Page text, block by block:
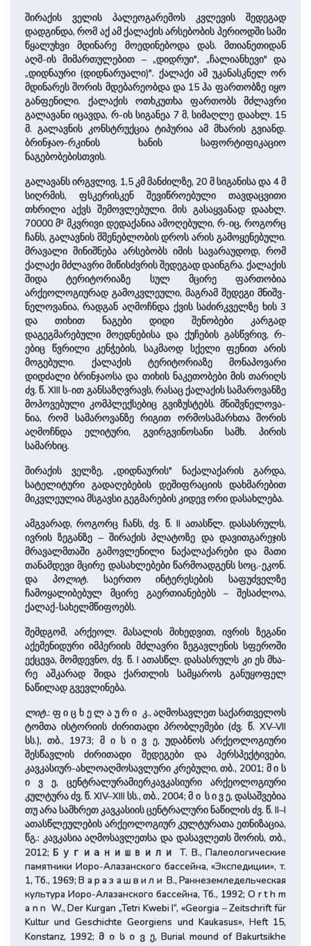
შირაქის ველის პალეოგარემოს კვლე­ვის შედეგად
დადგინდა, რომ აქ ამ ქალაქის არსებობის პერიოდში სამი
წყალუხვი მდინარე მოედინებოდა დას. მთიანეთიდან
აღმ-ის მიმართულებით – „დიდრუი", „ჩალიანხევი" და
„დიდნაური (დიდნარუალი)". ქალაქი ამ უკანასკნელ ორ
მდინარეს შორის მდებარეობდა და 15 ჰა ფართობზე იყო
განფენილი. ქალაქის ოთხკუთხა ფართობს ­მძლავრი
გალავანი იცავდა, რ-ის სიგანეა 7 მ, სიმაღლე დაახლ. 15
მ. გალავნის კონსტრუქცია ტიპურია ამ მხარის გვიანდ.
ბრინჯაო-რკინის ხანის საფორტიფიკაციო
ნაგებობებისთვის.
გალავანს ირგვლივ, 1,5 კმ მანძილზე, 20 მ სიგანისა და 4 მ
სიღრმის, ფსკერისკენ შევიწროებული თავდაცვითი
თხრილი აქვს შემოვლებული. მის გასაყვანად დაახლ.
70000 მ³ მკვრივი დედაქანია ამოღებული, რ-იც, როგორც
ჩანს, გალავნის მშენებლობის დროს არის გამოყენე­ბული.
მრა­ვალი მინიშნება არსებობს იმის სავარაუდოდ, რომ
ქალაქი ­მძლავრი მიწისძვრის შედეგად დაინგრა. ქალაქის
შიდა ტერიტორიაზე სულ მცი­რე ფართობია
არქეოლოგიურად გამოკვლეული, მაგრამ შედეგი მნიშვ­
ნე­ლო­ვა­ნია, რადგან აღმოჩნდა ქვის საძირკველზე ხის 3
და თი­ხით ნაგები დიდი შენობები კარგად
დაგეგმარებული მოედნებისა და ქუჩების გასწვრივ, რ-
ებიც წვრილი კენჭების, საკმაოდ სქელი ფენით არის
მოგებული. ქალაქის ტერიტორიაზე მონაპოვარი
დიდძალი ბრინჯაოსა და თი­ხის ნაკეთობები მის თარიღს
ძვ. წ. XIII ს-ით განსაზღვრავს, რასაც ქალაქის სამაროვანზე
მო­პო­ვე­ბული კომპლექსებიც გვიზუსტებს. მნიშვ­ნე­ლო­ვა­
ნია, რომ სამაროვანზე რიგით ორმოსამარხთა შორის
აღმოჩნდა ელიტური, გვირგვინოსანი სამხ. პირის
სამარხიც.
შირაქის ველზე, „დიდნაურის" ნაქალაქარის გარდა,
სატელიტური გადაღებების დეშიფრაციის დახმარებით
მიკვლეულია მსგავსი გეგმარების კიდევ ორი დასახლება.
ამგვარად, როგორც ჩანს, ძვ. წ. II ­ათასწლ. დასასრულს,
ივრის ზეგანზე – შირაქის პლატოზე და დავითგარეჯის
მრავალმთაში გამოვლენილი ნაქალაქარები და მათი
თანამდევი მცი­რე დასახლებები წარმოადგენს სო­ც.-ეკონ.
და პოლიტ.საერთო ინტერესების საფუძველზე
ჩამოყალიბებულ მცირე გაერთიანებებს – შესაძლოა,
ქალაქ-სა­ხელ­მწი­ფოებს.
შემდგომ, არქეოლ. მასალის მიხედვით, ივრის ზეგანი
აქემენიდური იმპერიის ­მძლავრი ზეგავლენის სფე­რო­ში
ექცევა, მომდევნო, ძვ. წ. I ­ათასწლ. დასასრულს კი ეს მხა­
რე აშკარად შიდა ქართლის სამყაროს განუყოფელ
ნაწილად გვევლინება.
ლიტ.: ფ ი ც ხ ე ­ლ ა უ რ ი კ., აღმოსავლეთ სა­ქარ­თვე­ლოს
ტომთა ისტორიის ძირითადი პრობლემები (ძვ. წ. XV–VII
სს.), თბ., 1973; მ ი ს ი ვ ე, უდაბნოს არქეოლოგიური
შესწავლის ძირითადი შედეგები და პერსპექტივები,
კავკასიურ-ახლოაღმოსავლური კრებული, თბ., 2001; მ ი ­ს
ი ვ ე, ცენტრალურამიერკავკასიური არქეოლოგიური
კულტურა ძვ. წ. XIV–XIII სს., თბ., 2004; მ ი ­ ს ი ვ ე, დასაშვებია
თუ არა სამხრეთ კავკასიის ცენ­ტრა­ლუ­რი ნაწილის ძვ. წ. II–I
ათასწლეულების არქეოლოგიურ კულტურათა ეთნიზაცია,
წგ.: კავკასია აღმოსავლეთსა და დასავლეთს შორის, თბ.,
2012; Бугианишвили
Т. В., Палеологические
памятники Иоро-Алазанского бассейна, «Экспедиции», т.
1, Тб., 1969; В а р а з а ш в и л и В., Раннеземледельческая
культура Иоро-Алазанского бассейна, Тб., 1992; O r t h m
a n n W., Der Kurgan „Tetri Kwebi I“, «Georgia – Zeitschrift für
Kultur und Geschichte Georgiens und Kaukasus», Heft 15,
Konstanz, 1992; მისივ ე, Burial mound of Bakurtsikhe